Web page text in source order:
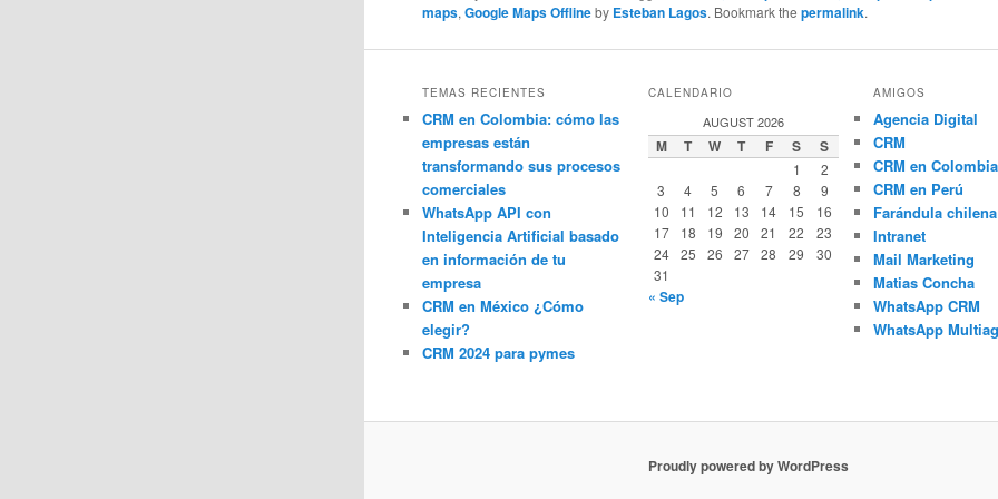
maps,Google Maps Offlineby Esteban Lagos. Bookmark thepermalink.
TEMAS RECIENTES
CRM en Colombia: cómo las
empresas están
transformando sus procesos
comerciales
WhatsApp API con
Inteligencia Artificial basado
en información de tu
empresa
CRM en México ¿Cómo
elegir?
CRM 2024 para pymes
CALENDARIO
AUGUST 2026
M T W T F S S
1
2
3
4 5 6 7 8
9
10
11 12 13 14 15
16
17
18 19 20 21 22
23
24
25 26 27 28 29
30
31
« Sep
AMIGOS
Agencia Digital
CRM
CRM en Colombia
CRM en Perú
Farándula chilena
Intranet
Mail Marketing
Matias Concha
WhatsApp CRM
WhatsApp
Proudly powered by WordPress